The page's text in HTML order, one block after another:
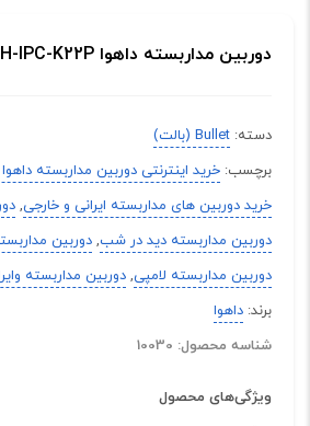
دوربین مداربسته داهوا DH-IPC-K22P
دسته: Bullet (بالت)
برچسب: خرید اینترنتی دوربین مداربسته داهوا DH-IPC-K22P
خرید دوربین های مداربسته ایرانی و خارجی,
دوربین مداربسته دید در شب, دوربین
دوربین مداربسته لامپی, دوربین مداربسته
برند: داهوا
شناسه محصول: 10030
ویژگی‌های محصول